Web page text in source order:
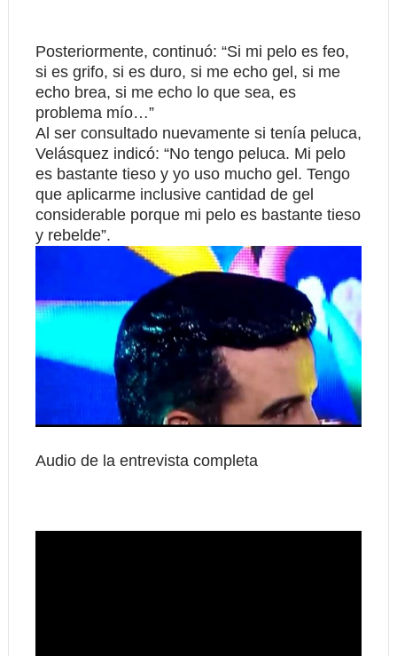
Posteriormente, continuó: “Si mi pelo es feo,
si es grifo, si es duro, si me echo gel, si me
echo brea, si me echo lo que sea, es
problema mío…”
Al ser consultado nuevamente si tenía peluca,
Velásquez indicó: “No tengo peluca. Mi pelo
es bastante tieso y yo uso mucho gel. Tengo
que aplicarme inclusive cantidad de gel
considerable porque mi pelo es bastante tieso
y rebelde”.
Audio de la entrevista completa